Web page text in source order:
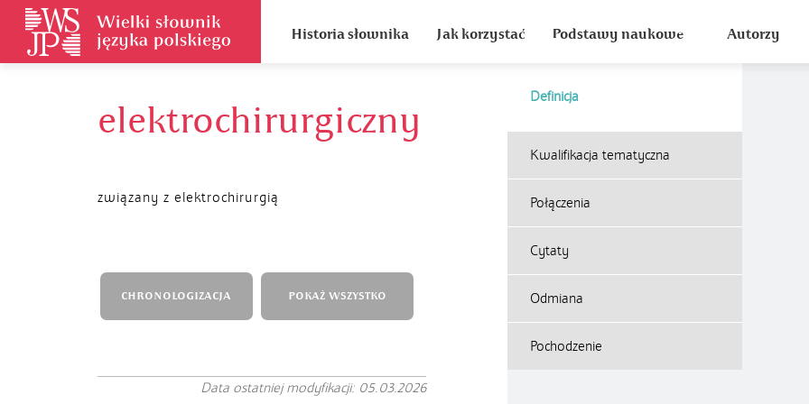
Historia słownika Jak korzystać Podstawy naukowe Autorzy
elektrochirurgiczny
Definicja
związany z elektrochirurgią
Kwalifikacja tematyczna
Połączenia
Cytaty
Odmiana
Pochodzenie
CHRONOLOGIZACJA POKAŻ WSZYSTKO
Data ostatniej modyfikacji: 05.03.2026